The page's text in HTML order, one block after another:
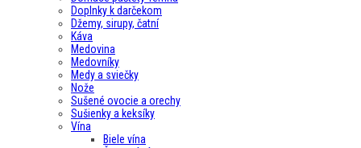
Doplnky k darčekom
Džemy, sirupy, čatní
Káva
Medovina
Medovníky
Medy a sviečky
Nože
Sušené ovocie a orechy
Sušienky a keksíky
Vína
Biele vína